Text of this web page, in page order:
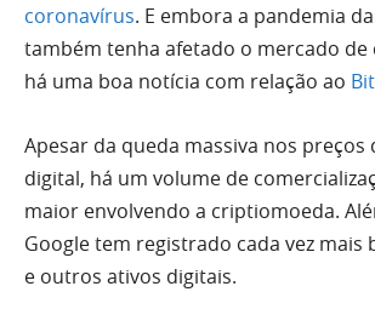
coronavírus. E embora a pandemia
também tenha afetado o mercado
há uma boa notícia com relação ao
Apesar da queda massiva nos preços
digital, há um volume de
maior envolvendo a criptiomoeda.
Google tem registrado cada vez mais
e outros ativos digitais.